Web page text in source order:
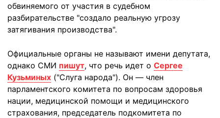
обвиняемого от участия в судебном
разбирательстве "создало реальную угрозу
затягивания производства".
Официальные органы не называют имени депутата,
однако СМИ пишут, что речь идет о Сергее
Кузьминых ("Слуга народа"). Он — член
парламентского комитета по вопросам здоровья
нации, медицинской помощи и медицинского
страхования, председатель подкомитета по